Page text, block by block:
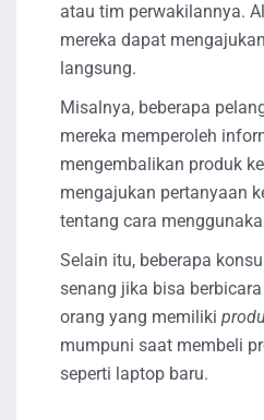
atau tim perwakilannya.
mereka dapat
langsung.
Misalnya, beberapa
mereka memperoleh
mengembalikan produk
mengajukan pertanyaan
tentang cara
Selain itu, beberapa
senang jika bisa
orang yang memiliki
mumpuni saat membeli
seperti laptop baru.